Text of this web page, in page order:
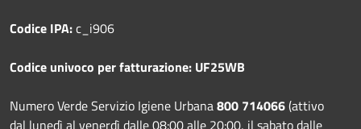
Codice IPA:c_i906
Codice univoco per fatturazione: UF25WB
Numero Verde Servizio Igiene Urbana800 714066(attivo
dal lunedì al venerdì dalle 08:00 alle 20:00, il sabato dalle